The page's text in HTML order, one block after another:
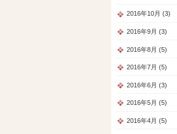
2016年10月 (3)
2016年9月 (3)
2016年8月 (5)
2016年7月 (5)
2016年6月 (3)
2016年5月 (5)
2016年4月 (5)